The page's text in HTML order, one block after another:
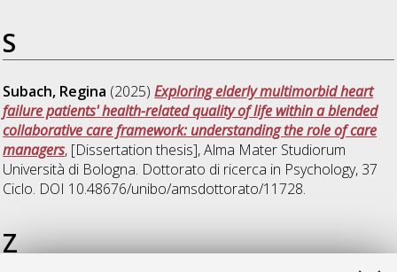
S
Subach, Regina (2025)Exploring elderly multimorbid heart
failure patients' health-related quality of life within a blended
collaborative care framework: understanding the role of care
managers, [Dissertation thesis], Alma Mater Studiorum
Università di Bologna. Dottorato di ricerca in Psychology, 37
Ciclo. DOI 10.48676/unibo/amsdottorato/11728.
Z